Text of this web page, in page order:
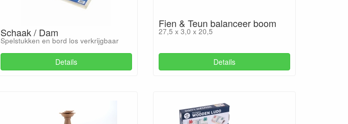
Schaak / Dam
Spelstukken en bord los verkrijgbaar
Details
Fien & Teun balanceer boom
27,5 x 3,0 x 20,5
Details